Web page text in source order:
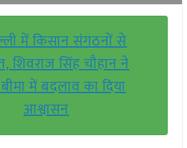
में किसान संगठनों से
शिवराज सिंह चौहान ने
में बदलाव का दिया
आश्वासन